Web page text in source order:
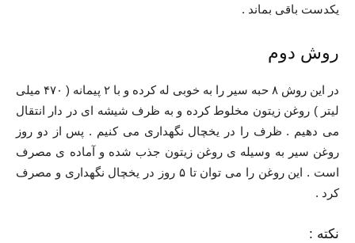
یکدست باقی بماند .
روش دوم
در این روش ۸ حبه سیر را به خوبی له کرده و با ۲ پیمانه ( ۴۷۰ میلی
لیتر ) روغن زیتون مخلوط کرده و به ظرف شیشه ای در دار انتقال
می دهیم . ظرف را در یخچال نگهداری می کنیم . پس از دو روز
روغن سیر به وسیله ی روغن زیتون جذب شده و آماده ی مصرف
است . این روغن را می توان تا ۵ روز در یخچال نگهداری و مصرف
کرد .
نکته :